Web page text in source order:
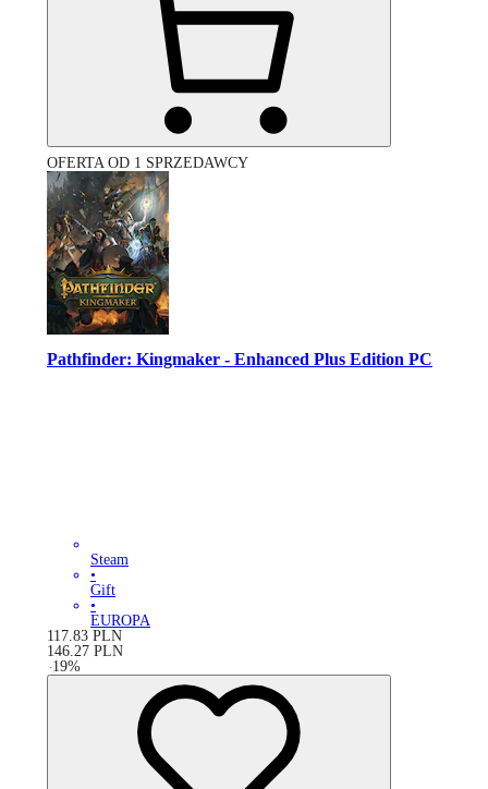
OFERTA OD 1 SPRZEDAWCY
Pathfinder: Kingmaker - Enhanced Plus Edition PC
Steam
•
Gift
•
EUROPA
117.83 PLN
146.27 PLN
-19%